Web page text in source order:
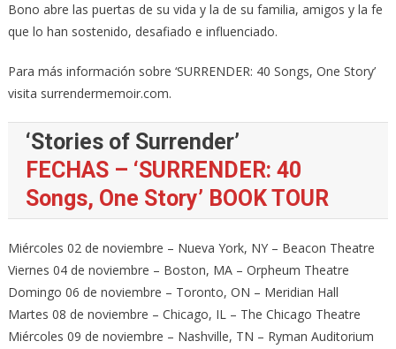
Bono abre las puertas de su vida y la de su familia, amigos y la fe
que lo han sostenido, desafiado e influenciado.
Para más información sobre ‘SURRENDER: 40 Songs, One Story’
visita surrendermemoir.com.
‘Stories of Surrender’
FECHAS – ‘SURRENDER: 40
Songs, One Story’ BOOK TOUR
Miércoles 02 de noviembre – Nueva York, NY – Beacon Theatre
Viernes 04 de noviembre – Boston, MA – Orpheum Theatre
Domingo 06 de noviembre – Toronto, ON – Meridian Hall
Martes 08 de noviembre – Chicago, IL – The Chicago Theatre
Miércoles 09 de noviembre – Nashville, TN – Ryman Auditorium